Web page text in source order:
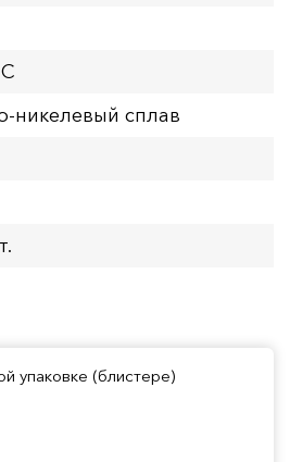
никелевый сплав
упаковке (блистере)